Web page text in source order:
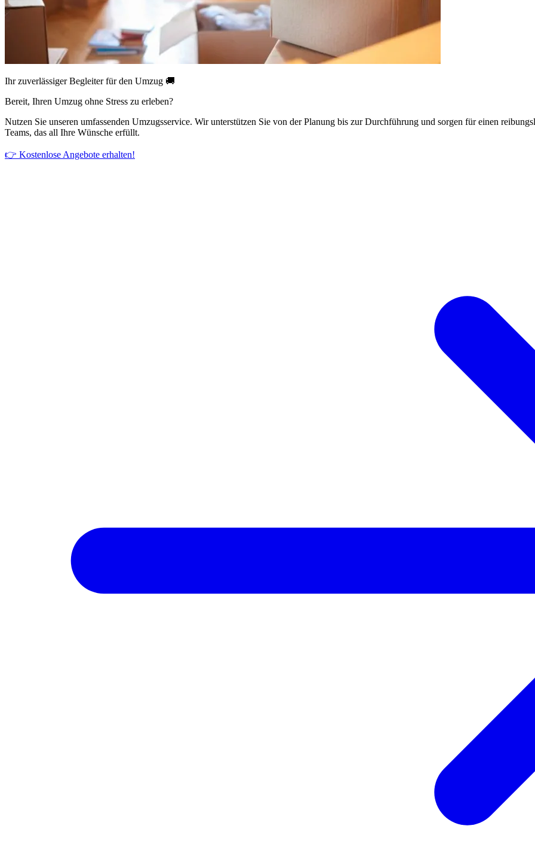
Ihr zuverlässiger Begleiter für den Umzug 🚚
Bereit, Ihren Umzug ohne Stress zu erleben?
Nutzen Sie unseren umfassenden Umzugsservice. Wir unterstützen Sie von der Planung bis zur Durchführung und sorgen für einen
Teams, das all Ihre Wünsche erfüllt.
👉 Kostenlose Angebote erhalten!